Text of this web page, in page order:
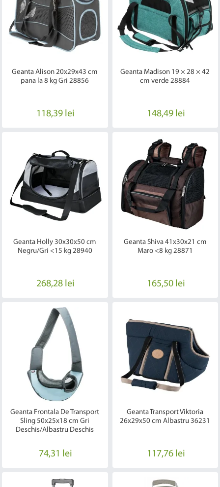
Geanta Alison 20x29x43 cm
pana la 8 kg Gri 28856
118,39 lei
Geanta Madison 19 × 28 × 42
cm verde 28884
148,49 lei
Geanta Holly 30x30x50 cm
Negru/Gri <15 kg 28940
268,28 lei
Geanta Shiva 41x30x21 cm
Maro <8 kg 28871
165,50 lei
Geanta Frontala De Transport
Sling 50x25x18 cm Gri
Deschis/Albastru Deschis
74,31 lei
Geanta Transport Viktoria
26x29x50 cm Albastru 36231
117,76 lei